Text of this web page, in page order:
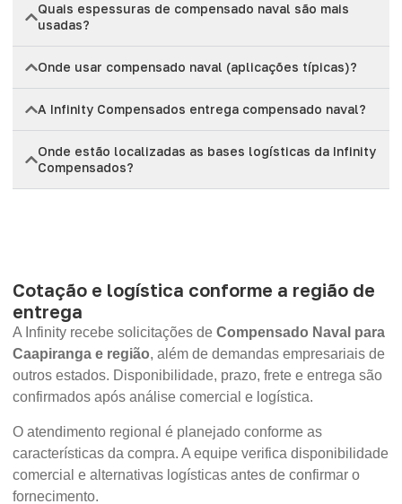
Quais espessuras de compensado naval são mais
usadas?
Onde usar compensado naval (aplicações típicas)?
A Infinity Compensados entrega compensado naval?
Onde estão localizadas as bases logísticas da Infinity
Compensados?
Cotação e logística conforme a região de
entrega
A Infinity recebe solicitações de Compensado Naval para
Caapiranga e região, além de demandas empresariais de
outros estados. Disponibilidade, prazo, frete e entrega são
confirmados após análise comercial e logística.
O atendimento regional é planejado conforme as
características da compra. A equipe verifica disponibilidade
comercial e alternativas logísticas antes de confirmar o
fornecimento.